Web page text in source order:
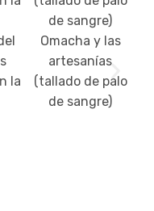
la
Omacha y las
artesanías
(tallado de palo
de sangre)